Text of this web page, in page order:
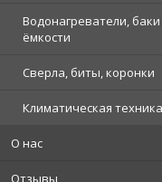
Водонагреватели, баки
ёмкости
Сверла, биты, коронки
Климатическая техника
О нас
Отзывы